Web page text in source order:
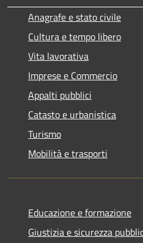
Anagrafe e stato civile
Cultura e tempo libero
Vita lavorativa
Imprese e Commercio
Appalti pubblici
Catasto e urbanistica
Turismo
Mobilità e trasporti
Educazione e formazione
Giustizia e sicurezza